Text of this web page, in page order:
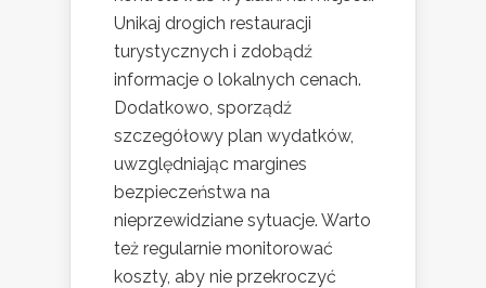
Unikaj drogich restauracji
turystycznych i zdobądź
informacje o lokalnych cenach.
Dodatkowo, sporządź
szczegółowy plan wydatków,
uwzględniając margines
bezpieczeństwa na
nieprzewidziane sytuacje. Warto
też regularnie monitorować
koszty, aby nie przekroczyć